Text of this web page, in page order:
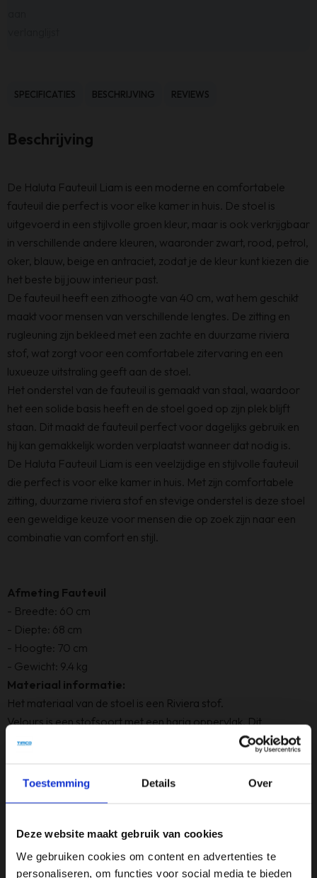
Toestemming Details Over
Deze website maakt gebruik van cookies
We gebruiken cookies om content en advertenties te
personaliseren, om functies voor social media te bieden
SPECIFICATIES BESCHRIJVING REVIEWS
Beschrijving
De Haluta Fauteuil Liam is een moderne en comfortabele
fauteuil die perfect is voor elke kamer in huis. De stoel is
uitgevoerd in een stijlvolle groen kleur, maar is ook verkrijgbaar
in verschillende andere kleuren, waaronder zwart, rood, petrol,
oker, blauw, beige en antraciet, zodat je de kleur kunt kiezen die
het beste bij jouw interieur past.
De fauteuil heeft een zithoogte van 40 cm, wat hem geschikt
maakt voor mensen van verschillende lengtes. De zitting en
rugleuning zijn bekleed met een zachte en duurzame riviera
stof, wat zorgt voor een comfortabele zitervaring en een
luxueuze uitstraling geeft aan de stoel.
Het onderstel van de fauteuil is gemaakt van staal, waardoor
het een solide basis heeft en de stoel goed op zijn plek blijft
staan. Dit maakt de fauteuil perfect voor dagelijks gebruik en
hij kan gemakkelijk worden verplaatst wanneer dat nodig is.
De Haluta Fauteuil Liam is een veelzijdige en stijlvolle fauteuil
die perfect is voor elke kamer in huis. Met zijn comfortabele
zitting, duurzame riviera stof en stevige onderstel is deze stoel
een geweldige keuze voor mensen die op zoek zijn naar een
combinatie van comfort en stijl.
Afmeting Fauteuil
- Breedte: 60 cm
- Diepte: 68 cm
- Hoogte: 70 cm
- Gewicht: 9.4 kg
Materiaal informatie:
Het materiaal van de stoel is een Riviera stof.
Velours is een stofsoort met een harig oppervlak. Dit
oppervlak kan op verschillende manieren verkregen worden,
bijvoorbeeld door het ruwen van de stof of het lossnijden of
losmaken van de poollussen. Velours met een pool is een soort
Specificaties